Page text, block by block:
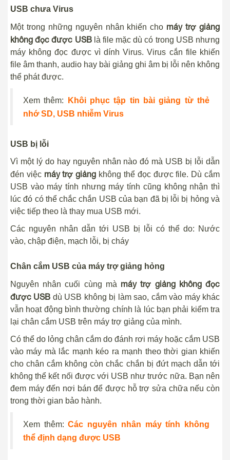
USB chưa Virus
Một trong những nguyên nhân khiến cho máy trợ giảng
không đọc được USBlà file mặc dù có trong USB nhưng
máy không đọc được vì dính Virus. Virus cắn file khiến
file âm thanh, audio hay bài giảng ghi âm bị lỗi nên không
thể phát được.
Xem thêm:
Khôi phục tập tin bài giảng từ thẻ
nhớ SD, USB nhiễm Virus
USB bị lỗi
Vì một lý do hay nguyên nhân nào đó mà USB bị lỗi dẫn
đén việc máy trợ giảng không thể đọc được file. Dù cắm
USB vào máy tính nhưng máy tính cũng không nhận thì
lúc đó có thể chắc chắn USB của bạn đã bị lỗi bị hỏng và
việc tiếp theo là thay mua USB mới.
Các nguyên nhân dẫn tới USB bị lỗi có thể do: Nước
vào, chập điện, mạch lỗi, bị cháy
Chân cắm USB của máy trợ giảng hỏng
Nguyên nhân cuối cùng mà máy trợ giảng không đọc
được USB dù USB không bị làm sao, cắm vào máy khác
vẫn hoạt động bình thường chính là lúc bạn phải kiểm tra
lại chân cắm USB trên máy trợ giảng của mình.
Có thể do lỏng chân cắm do đánh rơi máy hoặc cắm USB
vào máy mà lắc mạnh kéo ra mạnh theo thời gian khiến
cho chân cắm không còn chắc chắn bị đứt mạch dẫn tới
không thể kết nối được với USB như trước nữa. Bạn nên
đem máy đến nơi bán để được hỗ trợ sửa chữa nếu còn
trong thời gian bảo hành.
Xem thêm:Các nguyên nhân máy tính không
thể định dạng được USB